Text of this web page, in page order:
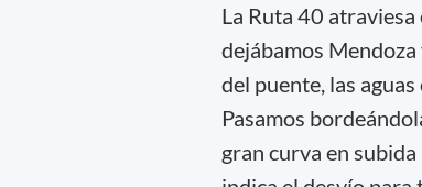
La Ruta 40
dejábamos
del puente, las
Pasamos
gran curva en